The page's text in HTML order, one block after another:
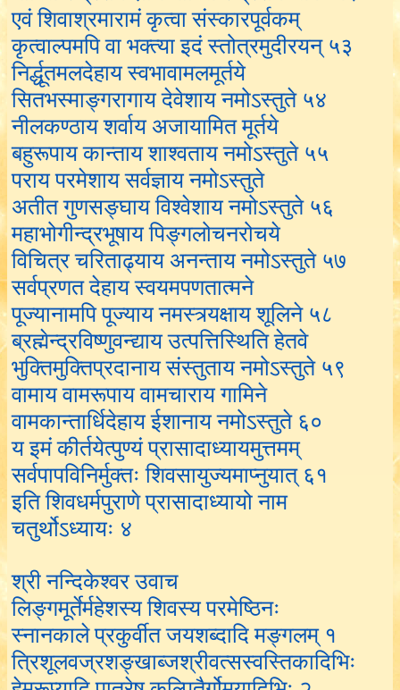
एवं शिवाश्रमारामं कृत्वा संस्कारपूर्वकम्
कृत्वाल्पमपि वा भक्त्या इदं स्तोत्रमुदीरयन् ५३
निर्द्धूतमलदेहाय स्वभावामलमूर्तये
सितभस्माङ्गरागाय देवेशाय नमोऽस्तुते ५४
नीलकण्ठाय शर्वाय अजायामित मूर्तये
बहुरूपाय कान्ताय शाश्वताय नमोऽस्तुते ५५
पराय परमेशाय सर्वज्ञाय नमोऽस्तुते
अतीत गुणसङ्घाय विश्वेशाय नमोऽस्तुते ५६
महाभोगीन्द्रभूषाय पिङ्गलोचनरोचये
विचित्र चरिताढ्याय अनन्ताय नमोऽस्तुते ५७
सर्वप्रणत देहाय स्वयमपणतात्मने
पूज्यानामपि पूज्याय नमस्त्र्यक्षाय शूलिने ५८
ब्रह्मेन्द्रविष्णुवन्द्याय उत्पत्तिस्थिति हेतवे
भुक्तिमुक्तिप्रदानाय संस्तुताय नमोऽस्तुते ५९
वामाय वामरूपाय वामचाराय गामिने
वामकान्तार्धिदेहाय ईशानाय नमोऽस्तुते ६०
य इमं कीर्तयेत्पुण्यं प्रासादाध्यायमुत्तमम्
सर्वपापविनिर्मुक्तः शिवसायुज्यमाप्नुयात् ६१
इति शिवधर्मपुराणे प्रासादाध्यायो नाम
चतुर्थोऽध्यायः ४
श्री नन्दिकेश्वर उवाच
लिङ्गमूर्तेर्महेशस्य शिवस्य परमेष्ठिनः
स्नानकाले प्रकुर्वीत जयशब्दादि मङ्गलम् १
त्रिशूलवज्रशङ्खाब्जश्रीवत्सस्वस्तिकादिभिः